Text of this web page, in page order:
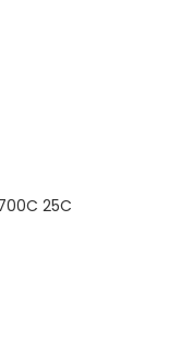
25C